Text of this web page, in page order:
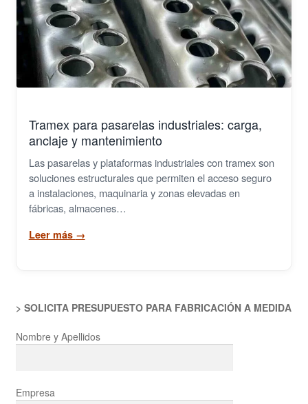
Rejillas Poliester PRFV
Tramex
Cilindros y Rejillas Filtrantes
Demister
Tramex para pasarelas industriales: carga,
anclaje y mantenimiento
Las pasarelas y plataformas industriales con tramex son
soluciones estructurales que permiten el acceso seguro
a instalaciones, maquinaria y zonas elevadas en
fábricas, almacenes…
Leer más →
> SOLICITA PRESUPUESTO PARA FABRICACIÓN A MEDIDA
Nombre y Apellidos
Empresa